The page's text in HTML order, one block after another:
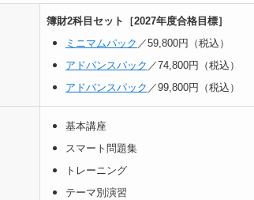
簿財2科目セット［2027年度合格目標］
ミニマムパック ／59,800円（税込）
アドバンスパック ／74,800円（税込）
アドバンスパック ／99,800円（税込）
基本講座
スマート問題集
トレーニング
テーマ別演習